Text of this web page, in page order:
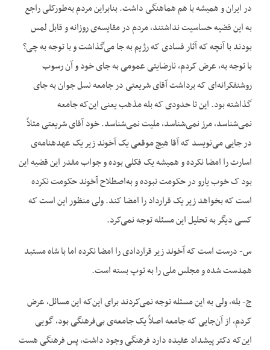
در ایران و همیشه با هم هماهنگی داشت. بنابراین مردم به‌طورکلی راجع
به این قضیه حساسیت نداشتند، مردم در مقایسه‌ی روزانه و قابل لمس
بودند با آنچه که آثار فسادی که رژیم به جا می‌گذاشت و با توجه به چی؟
با توجه به، عرض کردم، نارضایتی عمومی به جای خود و آن رسوب
روشنفکرانه‌ای که برداشت آقای شریعتی در جامعه نسل جوان به جای
گذاشته بود. این تا حدودی که بله مذهب یعنی این‌که جامعه
نمی‌شناسد، مرز نمی‌شناسد، ملیت نمی‌شناسد. خود آقای شریعتی مثلاً
در جایی می‌نویسد که آقا هیچ موقعی یک آخوند زیر یک عهدهنامه‌ی
اسارت را امضا نکرده و همیشه یک فکلی بوده و جواب مقدر این قضیه این
بود ک خوب یارو در حکومت نبوده و به‌اصطلاح آخوند حکومت نکرده
است که بخواهد زیر یک قرارداد را امضا کند. ولی منظور این است که
کسی دیگر به تحلیل این مسئله توجه نمی‌کرد.
س- درست است که آخوند زیر قراردادی را امضا نکرده اما با شاه مستبد
همدست شده و مجلس ملی را به توپ بسته است.
ج- بله، ولی به این مسئله توجه نمی‌کردند برای این‌که این مسائل، عرض
کردم، از آن‌جایی که جامعه اصلاً یک جامعه‌ی بی‌فرهنگی بود، گویی
این‌که دکتر پیشداد عقیده دارد فرهنگی وجود داشت، پس فرهنگی هست